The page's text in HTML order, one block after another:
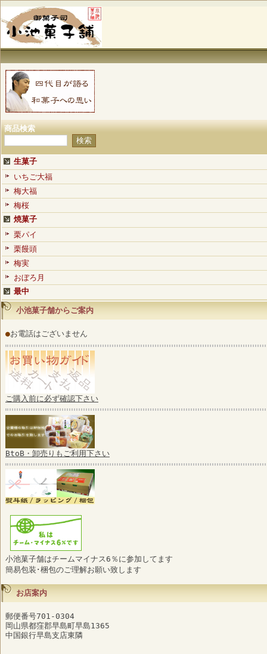
商品検索
生菓子
いちご大福
梅大福
梅桜
焼菓子
栗パイ
栗饅頭
梅実
おぼろ月
最中
小池菓子舗からご案内
●お電話はございません
ご購入前に必ず確認下さい
BtoB・卸売りもご利用下さい
小池菓子舗はチームマイナス6％に参加してます
簡易包装･梱包のご理解お願い致します
お店案内
郵便番号701-0304
岡山県都窪郡早島町早島1365
中国銀行早島支店東隣